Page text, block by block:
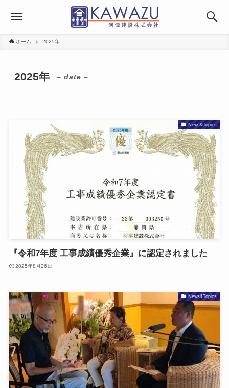
ホーム 2025年
2025年 – date –
News&Topics
『令和7年度 工事成績優秀企業』に認定されました
2025年8月26日
News&Topics